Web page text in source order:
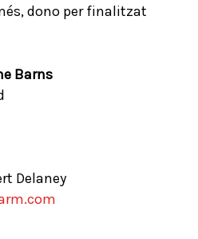
dono per finalitzat
Barns
Delaney